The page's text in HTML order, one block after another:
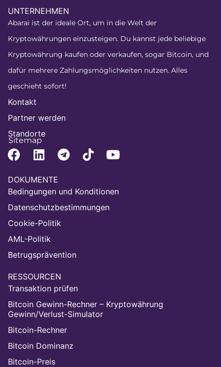
UNTERNEHMEN
Abarai ist der ideale Ort, um in die Welt der
Kryptowährungen einzusteigen. Du kannst jede beliebige
Kryptowährung kaufen oder verkaufen, sogar Bitcoin, und
dafür mehrere Zahlungsmöglichkeiten nutzen. Alles
geschieht sofort!
Kontakt
Partner werden
Standorte
Sitemap
DOKUMENTE
Bedingungen und Konditionen
Datenschutzbestimmungen
Cookie-Politik
AML-Politik
Betrugsprävention
RESSOURCEN
Transaktion prüfen
Bitcoin Gewinn-Rechner – Kryptowährung
Gewinn/Verlust-Simulator
Bitcoin-Rechner
Bitcoin Dominanz
Bitcoin-Preis